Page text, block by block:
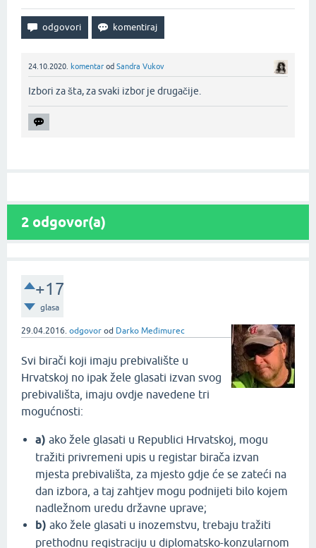
24.10.2020. komentar od Sandra Vukov
Izbori za šta, za svaki izbor je drugačije.‌
2 odgovor(a)
+17
glasa
29.04.2016. odgovor od Darko Međimurec
Svi birači koji imaju prebivalište u
Hrvatskoj no ipak žele glasati izvan svog
prebivališta, imaju ovdje navedene tri
mogućnosti:
a) ako žele glasati u Republici Hrvatskoj, mogu
tražiti privremeni upis u registar birača izvan
mjesta prebivališta, za mjesto gdje će se zateći na
dan izbora, a taj zahtjev mogu podnijeti bilo kojem
nadležnom uredu državne uprave;
b) ako žele glasati u inozemstvu, trebaju tražiti
prethodnu registraciju u diplomatsko-konzularnom